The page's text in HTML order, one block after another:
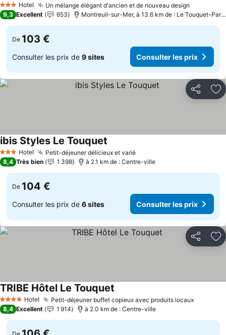
3 ÉtoilesHotel Un mélange élégant d'ancien et de nouveau design
9,3 Excellent 653 Montreuil-sur-Mer, à 13.6 km de : Le Touquet-Paris-Plage
De 103 €
Consulter les prix de 9 sites Consulter les prix
Partager
3 ÉtoilesHotel Petit-déjeuner délicieux et varié
ibis Styles Le Touquet
8,4 Très bien 1 398 à 2.1 km de : Centre-ville
De 104 €
Consulter les prix de 6 sites Consulter les prix
Partager
4 Étoiles Hotel Petit-déjeuner buffet copieux avec produits locaux
TRIBE Hôtel Le Touquet
8,4 Excellent 1 914 à 2.0 km de : Centre-ville
De